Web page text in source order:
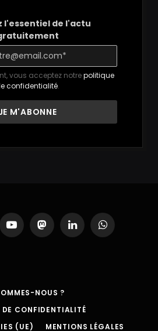
l'essentiel de l'actu
vous acceptez notrepolitique
confidentialité.
YouTubeMastodonLinkedInWhatsApp
NOUS ?
CONFIDENTIALITÉ
(UE)
MENTIONS LÉGALES